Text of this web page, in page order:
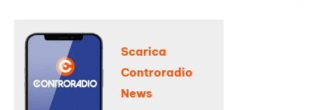
Scarica
Controradio
News